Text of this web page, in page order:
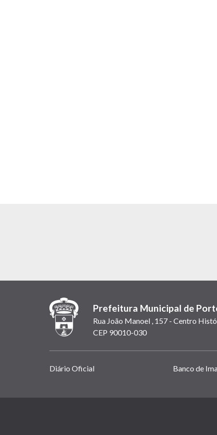
Prefeitura Municipal de
Rua João Manoel , 157 - Centro
CEP 90010-030
Links
Diário Oficial Banco de